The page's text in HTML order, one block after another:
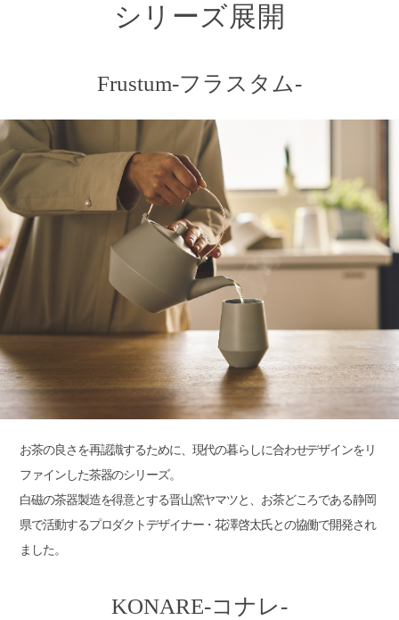
シリーズ展開
Frustum-フラスタム-
お茶の良さを再認識するために、現代の暮らしに合わせデザインをリ
ファインした茶器のシリーズ。
白磁の茶器製造を得意とする晋山窯ヤマツと、お茶どころである静岡
県で活動するプロダクトデザイナー・花澤啓太氏との協働で開発され
ました。
KONARE-コナレ-